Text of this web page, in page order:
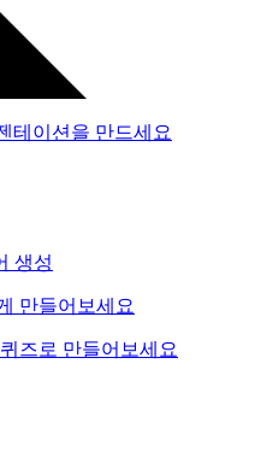
테이션을 만드세요
생성
만들어보세요
즈로 만들어보세요